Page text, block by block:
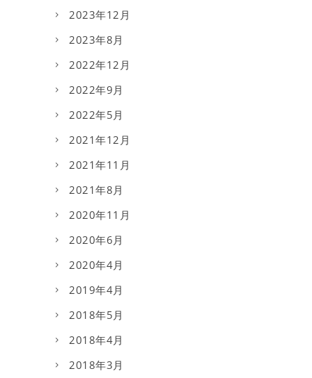
2023年12月
2023年8月
2022年12月
2022年9月
2022年5月
2021年12月
2021年11月
2021年8月
2020年11月
2020年6月
2020年4月
2019年4月
2018年5月
2018年4月
2018年3月